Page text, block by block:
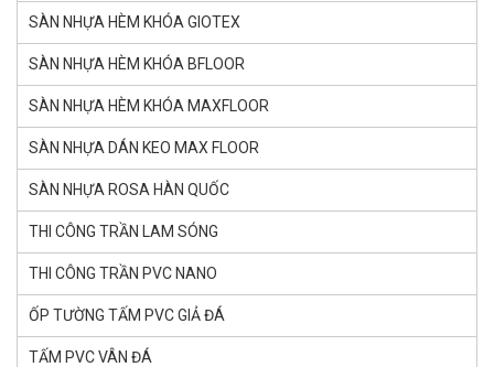
SÀN NHỰA HÈM KHÓA GlOTEX
SÀN NHỰA HÈM KHÓA BFLOOR
SÀN NHỰA HÈM KHÓA MAXFLOOR
SÀN NHỰA DÁN KEO MAX FLOOR
SÀN NHỰA ROSA HÀN QUỐC
THI CÔNG TRẦN LAM SÓNG
THI CÔNG TRẦN PVC NANO
ỐP TƯỜNG TẤM PVC GIẢ ĐÁ
TẤM PVC VÂN ĐÁ